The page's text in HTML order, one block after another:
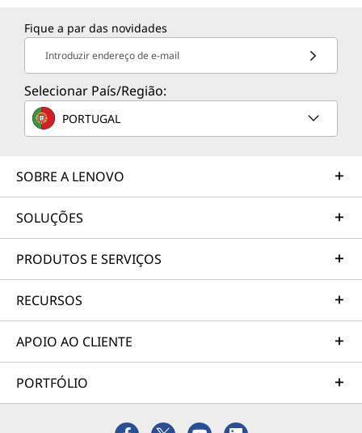
Fique a par das novidades
Introduzir endereço de e-mail
Selecionar País/Região:
PORTUGAL
SOBRE A LENOVO
SOLUÇÕES
PRODUTOS E SERVIÇOS
RECURSOS
APOIO AO CLIENTE
PORTFÓLIO